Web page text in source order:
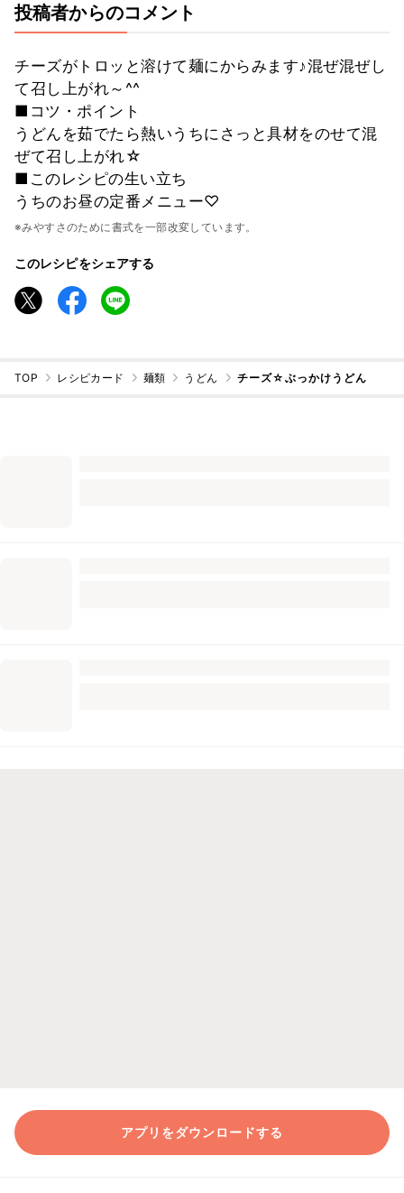
投稿者からのコメント
チーズがトロッと溶けて麺にからみます♪混ぜ混ぜし
て召し上がれ～^^
■コツ・ポイント
うどんを茹でたら熱いうちにさっと具材をのせて混
ぜて召し上がれ☆
■このレシピの生い立ち
うちのお昼の定番メニュー♡
※みやすさのために書式を一部改変しています。
このレシピをシェアする
TOP レシピカード 麺類 うどん チーズ☆ぶっかけうどん
アプリをダウンロードする